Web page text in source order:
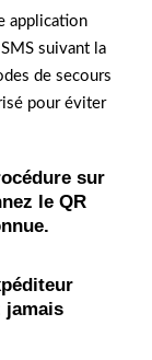
application
suivant la
de secours
pour éviter
sur
le QR
jamais